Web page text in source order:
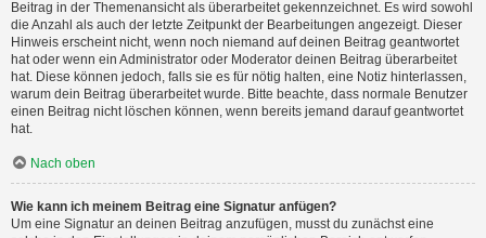
Beitrag in der Themenansicht als überarbeitet gekennzeichnet. Es wird sowohl
die Anzahl als auch der letzte Zeitpunkt der Bearbeitungen angezeigt. Dieser
Hinweis erscheint nicht, wenn noch niemand auf deinen Beitrag geantwortet
hat oder wenn ein Administrator oder Moderator deinen Beitrag überarbeitet
hat. Diese können jedoch, falls sie es für nötig halten, eine Notiz hinterlassen,
warum dein Beitrag überarbeitet wurde. Bitte beachte, dass normale Benutzer
einen Beitrag nicht löschen können, wenn bereits jemand darauf geantwortet
hat.
Nach oben
Wie kann ich meinem Beitrag eine Signatur anfügen?
Um eine Signatur an deinen Beitrag anzufügen, musst du zunächst eine